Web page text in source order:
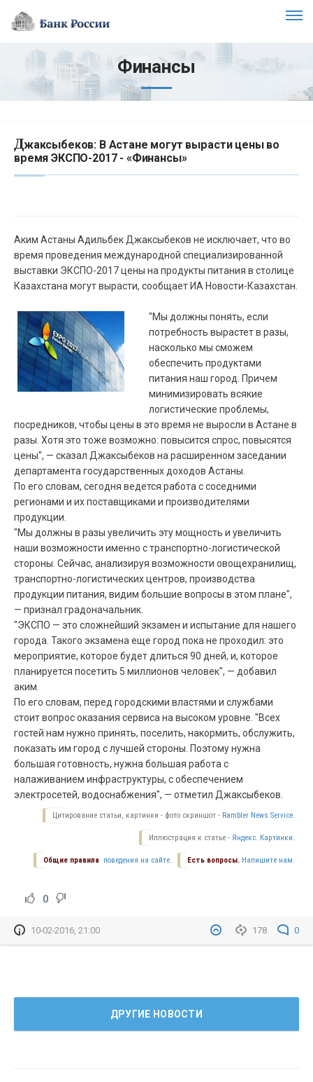
Финансы
Джаксыбеков: В Астане могут вырасти цены во
время ЭКСПО-2017 - «Финансы»
Аким Астаны Адильбек Джаксыбеков не исключает, что во
время проведения международной специализированной
выставки ЭКСПО-2017 цены на продукты питания в столице
Казахстана могут вырасти, сообщает ИА Новости-Казахстан.
"Мы должны понять, если
потребность вырастет в разы,
насколько мы сможем
обеспечить продуктами
питания наш город. Причем
минимизировать всякие
логистические проблемы,
посредников, чтобы цены в это время не выросли в Астане в
разы. Хотя это тоже возможно: повысится спрос, повысятся
цены", — сказал Джаксыбеков на расширенном заседании
департамента государственных доходов Астаны.
По его словам, сегодня ведется работа с соседними
регионами и их поставщиками и производителями
продукции.
"Мы должны в разы увеличить эту мощность и увеличить
наши возможности именно с транспортно-логистической
стороны. Сейчас, анализируя возможности овощехранилищ,
транспортно-логистических центров, производства
продукции питания, видим большие вопросы в этом плане",
— признал градоначальник.
"ЭКСПО — это сложнейший экзамен и испытание для нашего
города. Такого экзамена еще город пока не проходил: это
мероприятие, которое будет длиться 90 дней, и, которое
планируется посетить 5 миллионов человек", — добавил
аким.
По его словам, перед городскими властями и службами
стоит вопрос оказания сервиса на высоком уровне. "Всех
гостей нам нужно принять, поселить, накормить, обслужить,
показать им город с лучшей стороны. Поэтому нужна
большая готовность, нужна большая работа с
налаживанием инфраструктуры, с обеспечением
электросетей, водоснабжения", — отметил Джаксыбеков.
Цитирование статьи, картинки - фото скриншот - Rambler News Service.
Иллюстрация к статье - Яндекс. Картинки.
Есть вопросы. Напишите нам.
Общие правила поведения на сайте.
0
178 0
10-02-2016, 21:00
ДРУГИЕ НОВОСТИ